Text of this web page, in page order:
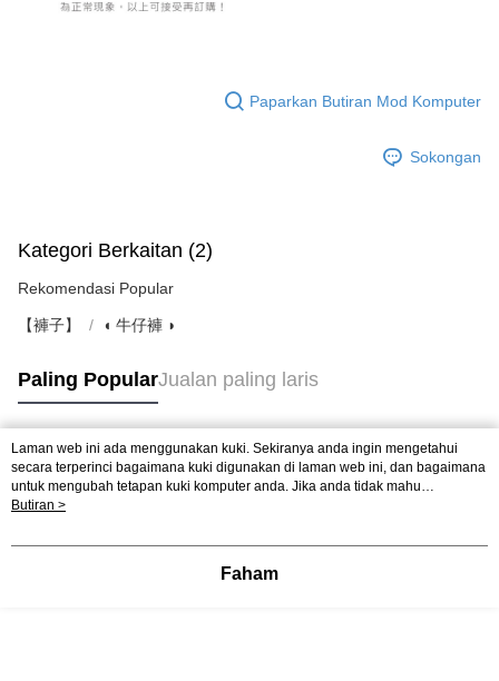
Paparkan Butiran Mod Komputer
Sokongan
Kategori Berkaitan (2)
Rekomendasi Popular
【褲子】 ◖ 牛仔褲 ◗
Paling PopularJualan paling laris
Tag Popular
Laman web ini ada menggunakan kuki. Sekiranya anda ingin mengetahui
secara terperinci bagaimana kuki digunakan di laman web ini, dan bagaimana
untuk mengubah tetapan kuki komputer anda. Jika anda tidak mahu
menggunakan kuki di komputer anda, sila rujuk penerangan mengenai kuki.
mengetahui secara terperinci bagaimana kuki digunakan di laman web ini,
mahu menggunakan kuki di komputer anda, sila rujuk penerangan mengenai
Butiran >
Faham